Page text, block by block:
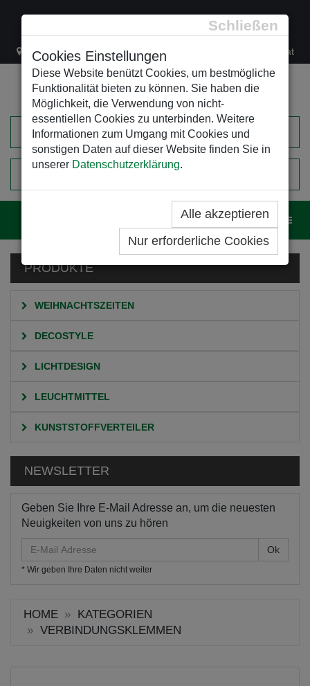
Schließen
Cookies Einstellungen
Diese Website benützt Cookies, um bestmögliche
Funktionalität bieten zu können. Sie haben die
Möglichkeit, die Verwendung von nicht-
essentiellen Cookies zu unterbinden. Weitere
Informationen zum Umgang mit Cookies und
sonstigen Daten auf dieser Website finden Sie in
unserer Datenschutzerklärung.
Alle akzeptieren
Nur erforderliche Cookies
Lacknergasse 78 +43/1/470 37 00 office@leso.at
EINKAUFSWAGEN
PRODUKTE
WEIHNACHTSZEITEN
DECOSTYLE
LICHTDESIGN
LEUCHTMITTEL
KUNSTSTOFFVERTEILER
NEWSLETTER
Geben Sie Ihre E-Mail Adresse an, um die neuesten
Neuigkeiten von uns zu hören
Mail
Adresse
* Wir geben Ihre Daten nicht weiter
HOME
KATEGORIEN
VERBINDUNGSKLEMMEN